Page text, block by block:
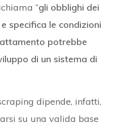
“gli obblighi dei
specifica le condizioni
potrebbe
di un sistema di
dipende, infatti,
su una valida base